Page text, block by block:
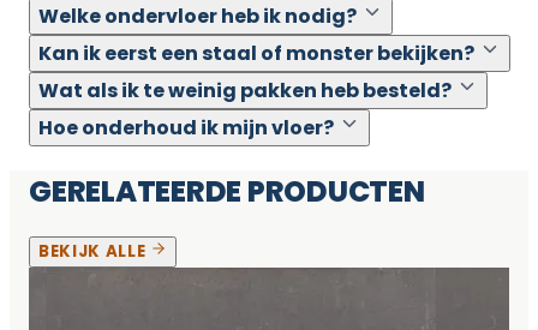
Welke ondervloer heb ik nodig?
Kan ik eerst een staal of monster bekijken?
Wat als ik te weinig pakken heb besteld?
Hoe onderhoud ik mijn vloer?
GERELATEERDE PRODUCTEN
BEKIJK ALLE